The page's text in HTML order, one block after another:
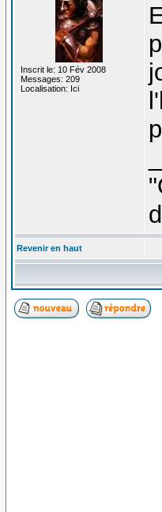
Inscrit le: 10 Fév 2008
Messages: 209
Localisation: Ici
Revenir en haut